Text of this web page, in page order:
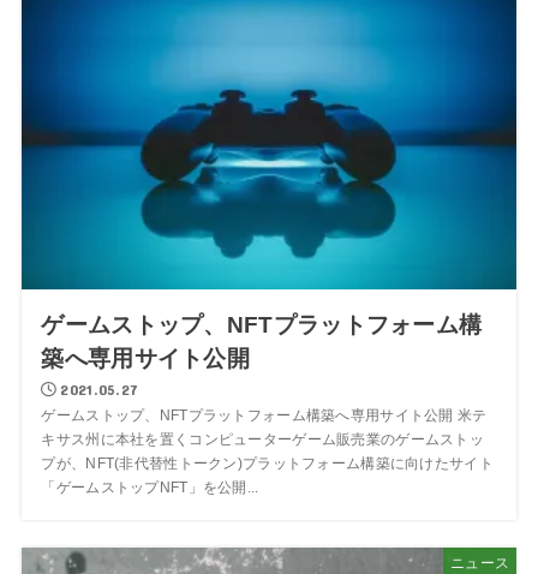
ゲームストップ、NFTプラットフォーム構
築へ専用サイト公開
2021.05.27
ゲームストップ、NFTプラットフォーム構築へ専用サイト公開 米テ
キサス州に本社を置くコンピューターゲーム販売業のゲームストッ
プが、NFT(非代替性トークン)プラットフォーム構築に向けたサイト
「ゲームストップNFT」を公開...
ニュース